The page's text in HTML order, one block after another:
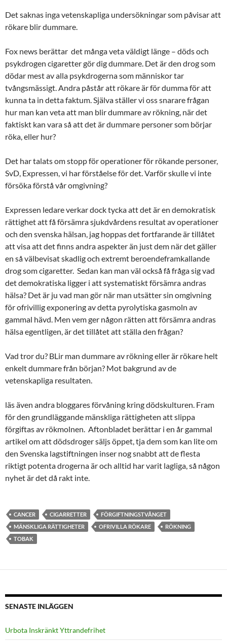
Det saknas inga vetenskapliga undersökningar som påvisar att
rökare blir dummare.
Fox news berättar det många veta väldigt länge – döds och
psykdrogen cigaretter gör dig dummare. Det är den drog som
dödar mest av alla psykdrogerna som människor tar
tvångsmässigt. Andra påstår att rökare är för dumma för att
kunna ta in detta faktum. Själva ställer vi oss snarare frågan
hur man kan veta att man blir dummare av rökning, när det
faktiskt kan vara så att det är dummare personer som börjar
röka, eller hur?
Det har talats om stopp för operationer för rökande personer,
SvD, Expressen, vi har förståelse för det. Varför skulle vi inte
försöka förstå vår omgivning?
Expressen ledare verkar dock tycka att det är en demokratisk
rättighet att få försämra sjukdvårdens resultat av operationer
och den svenska hälsan, jag hoppas det fortfarande är tillåtet
att visa att det finns andra aspekter än just dem när det gäller
en så välbevisat skadlig och extremt beroendeframkallande
drog som cigaretter. Sedan kan man väl också få fråga sig vad
det demokratiska ligger i att systematiskt försämra andras
hälsa? Det är ju vad man gör när man utsätter sin omgivning
för ofrivillig exponering av detta pyrolytiska gasmoln av
gammal hävd. Men vem ger någon rätten att försämra andras
hälsa egentligen, är det tillåtet att ställa den frågan?
Vad tror du? BLir man dummare av rökning eller är rökare helt
enkelt dummare från början? Mot bakgrund av de
vetenskapliga resultaten.
läs även andra bloggares förvåning kring dödskulturen. Fram
för den grundläggande mänskliga rättigheten att slippa
förgiftas av rökmolnen. Aftonbladet berättar i en år gammal
artikel om att dödsdroger säljs öppet, tja dem som kan lite om
den Svenska lagstiftningen inser nog snabbt att de flesta
riktigt potenta drogerna är och alltid har varit lagliga, så någon
nyhet är det då rakt inte.
CANCER CIGARRETTER
FÖRGIFTNINGSTVÅNGET
MÄNSKLIGA RÄTTIGHETER
OFRIVILLA RÖKARE
RÖKNING
TOBAK
SENASTE INLÄGGEN
Urbota Inskränkt Yttrandefrihet